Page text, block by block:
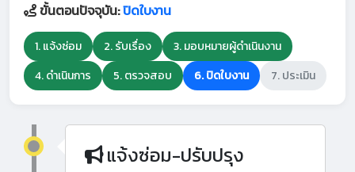
ขั้นตอนปัจจุบัน:ปิดใบงาน
1. แจ้งซ่อม 2. รับเรื่อง
3. มอบหมายผู้ดำเนินงาน
4. ดำเนินการ
5. ตรวจสอบ 6. ปิดใบงาน 7. ประเมิน
แจ้งซ่อม-ปรับปรุง